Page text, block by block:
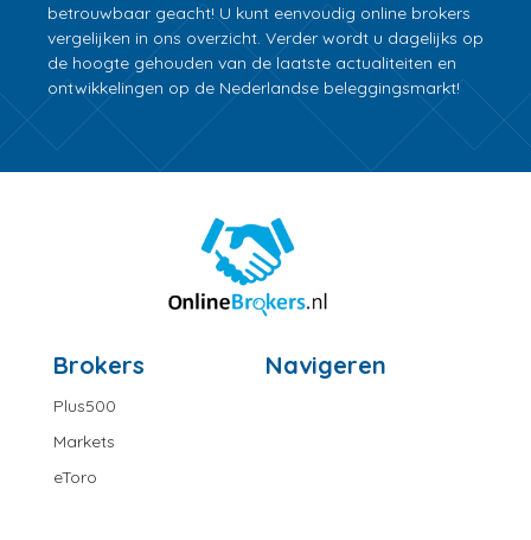
betrouwbaar geacht! U kunt eenvoudig online brokers
vergelijken in ons overzicht. Verder wordt u dagelijks op
de hoogte gehouden van de laatste actualiteiten en
ontwikkelingen op de Nederlandse beleggingsmarkt!
Brokers
Plus500
Markets
eToro
Navigeren